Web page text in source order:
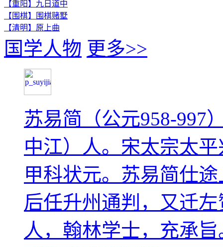
【重阳】九日道中
【围棋】围棋赌墅
【清明】原上曲
国学人物 更多>>
苏易简（公元958-997
中江）人。宋太宗太
甲科状元。苏易简仕
后任升州通判，又迁
人，翰林学士，充承